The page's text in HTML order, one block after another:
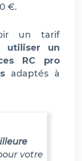
€.
un tarif
utiliser un
RC pro
adaptés à
votre